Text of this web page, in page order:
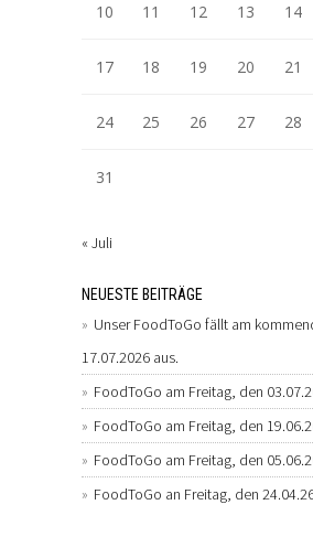
10 11 12 13 14
17 18 19 20 21
24 25 26 27 28
31
« Juli
NEUESTE BEITRÄGE
Unser FoodToGo fällt am
17.07.2026 aus.
FoodToGo am Freitag, den
FoodToGo am Freitag, den
FoodToGo am Freitag, den
FoodToGo an Freitag, den